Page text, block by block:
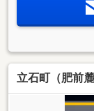
立石町（肥前